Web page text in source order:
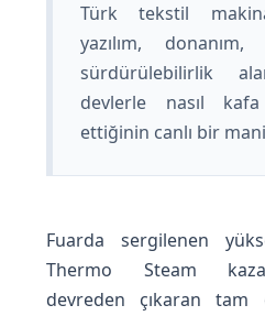
Türk tekstil
yazılım,
sürdürülebilirlik
devlerle nasıl
ettiğinin canlı bir
Fuarda sergilenen
Thermo Steam
devreden çıkaran